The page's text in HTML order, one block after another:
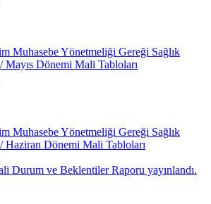
Muhasebe Yönetmeliği Gereği Sağlık
Mayıs Dönemi Mali Tabloları
Muhasebe Yönetmeliği Gereği Sağlık
Haziran Dönemi Mali Tabloları
Durum ve Beklentiler Raporu yayınlandı.